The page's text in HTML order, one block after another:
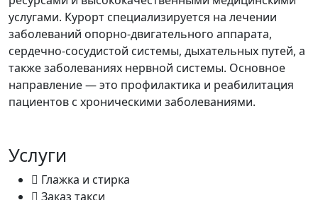
услугами. Курорт специализируется на лечении
заболеваний опорно-двигательного аппарата,
сердечно-сосудистой системы, дыхательных путей, а
также заболеваниях нервной системы. Основное
направление — это профилактика и реабилитация
пациентов с хроническими заболеваниями.
Услуги
Глажка и стирка
Заказ такси